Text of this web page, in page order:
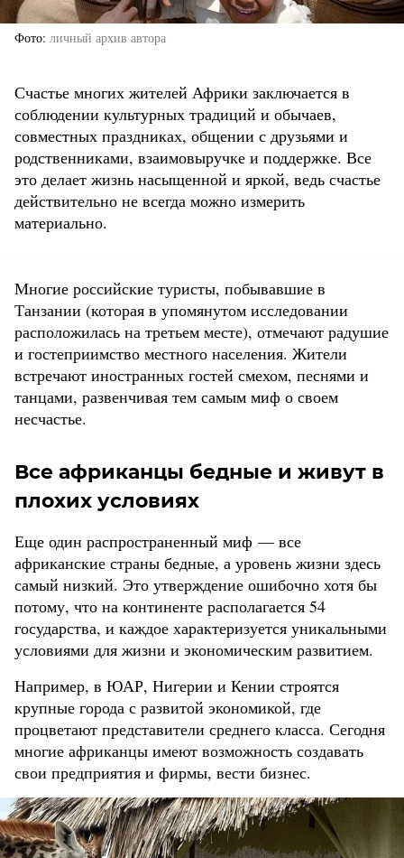
Фото личный архив автора
Счастье многих жителей Африки заключается в
соблюдении культурных традиций и обычаев,
совместных праздниках, общении с друзьями и
родственниками, взаимовыручке и поддержке. Все
это делает жизнь насыщенной и яркой, ведь счастье
действительно не всегда можно измерить
материально.
Многие российские туристы, побывавшие в
Танзании (которая в упомянутом исследовании
расположилась на третьем месте), отмечают радушие
и гостеприимство местного населения. Жители
встречают иностранных гостей смехом, песнями и
танцами, развенчивая тем самым миф о своем
несчастье.
Все африканцы бедные и живут в
плохих условиях
Еще один распространенный миф — все
африканские страны бедные, а уровень жизни здесь
самый низкий. Это утверждение ошибочно хотя бы
потому, что на континенте располагается 54
государства, и каждое характеризуется уникальными
условиями для жизни и экономическим развитием.
Например, в ЮАР, Нигерии и Кении строятся
крупные города с развитой экономикой, где
процветают представители среднего класса. Сегодня
многие африканцы имеют возможность создавать
свои предприятия и фирмы, вести бизнес.